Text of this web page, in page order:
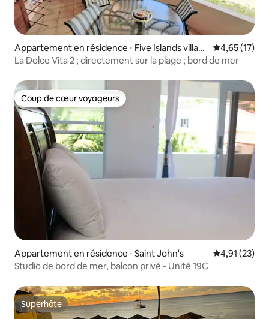
Appartement en résidence ⋅ Five Islands villag
e
Évaluation
4,65 (17)
La Dolce Vita 2 ; directement sur la plage ; bord de mer
Coup de cœur voyageurs
Coup de cœur voyageurs
Appartement en résidence ⋅ Saint John's Évaluation
4,91 (23)
Studio de bord de mer, balcon privé - Unité 19C
Superhôte
Superhôte